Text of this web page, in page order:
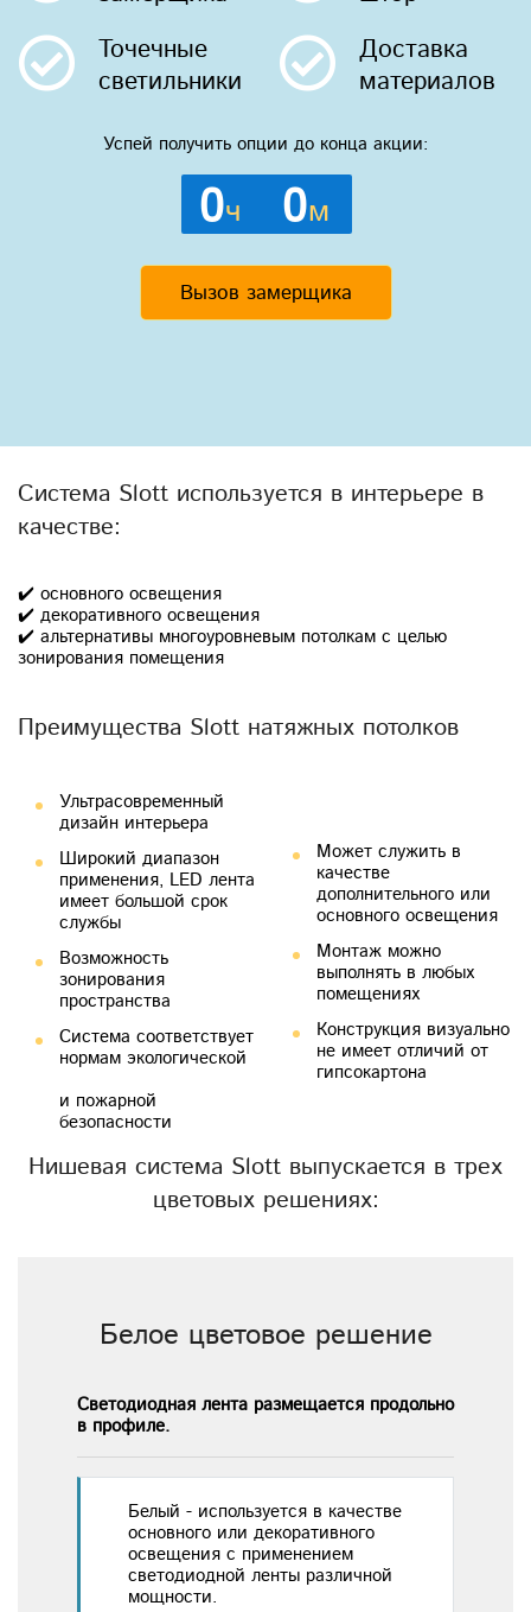
Точечные
светильники
Доставка
материалов
Успей получить опции до конца акции:
0ч 0м
Вызов замерщика
Система Slott используется в интерьере в
качестве:
✔️ основного освещения
✔️ декоративного освещения
✔️ альтернативы многоуровневым потолкам с целью
зонирования помещения
Преимущества Slott натяжных потолков
Ультрасовременный
дизайн интерьера
Широкий диапазон
применения, LED лента
имеет большой срок
службы
Возможность
зонирования
пространства
Система соответствует
нормам экологической
Может служить в
качестве
дополнительного или
основного освещения
Монтаж можно
выполнять в любых
помещениях
Конструкция визуально
не имеет отличий от
гипсокартона
Нишевая система Slott выпускается в трех
цветовых решениях:
Белое цветовое решение
Светодиодная лента размещается продольно
в профиле.
Белый - используется в качестве
основного или декоративного
освещения с применением
светодиодной ленты различной
мощности.